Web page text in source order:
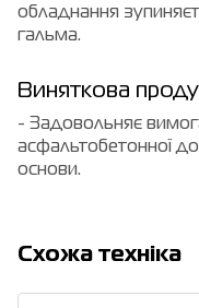
обладнання
гальма.
Виняткова
- Задовольняє
асфальтобетонної
основи.
Cхожа техніка